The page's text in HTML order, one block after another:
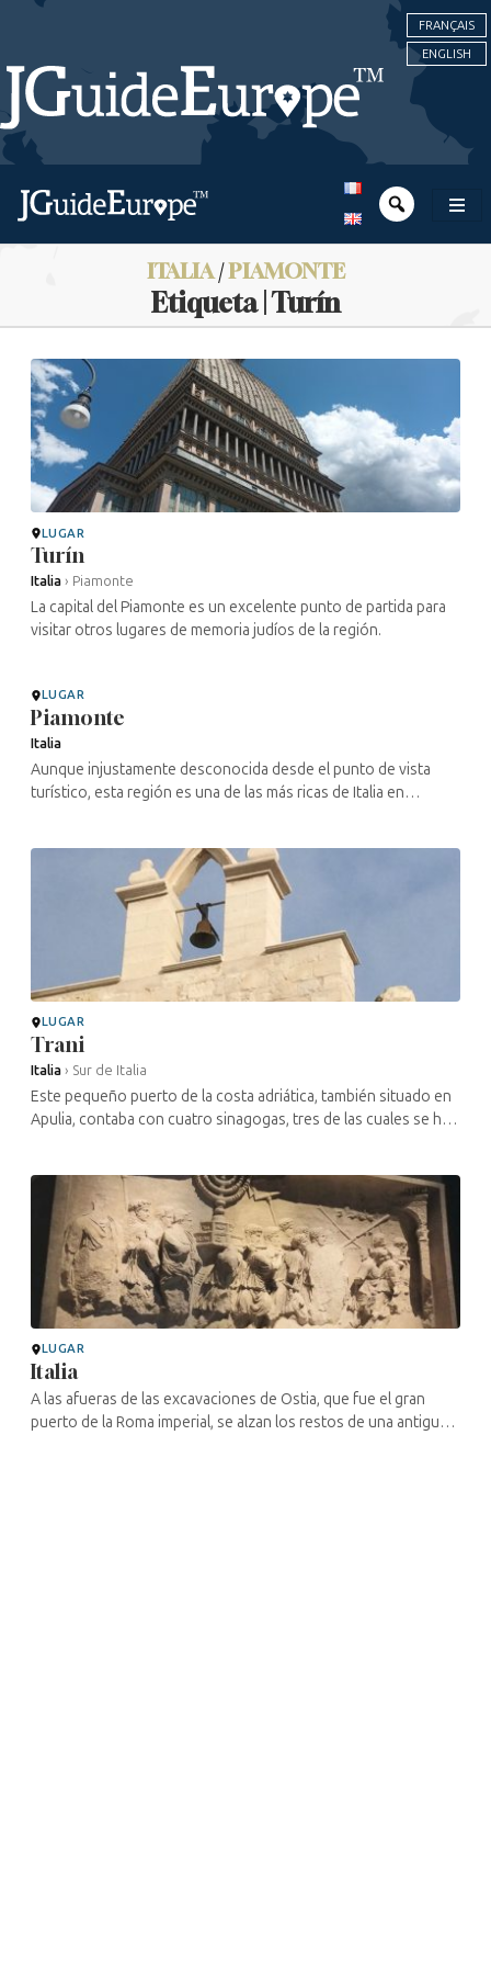
FRANÇAIS
ENGLISH
ITALIA/PIAMONTE
Etiqueta | Turín
LUGAR
Turín
Italia › Piamonte
La capital del Piamonte es un excelente punto de partida para
visitar otros lugares de memoria judíos de la región.
LUGAR
Piamonte
Italia
Aunque injustamente desconocida desde el punto de vista
turístico, esta región es una de las más ricas de Italia en
LUGAR
Trani
Italia › Sur de Italia
Este pequeño puerto de la costa adriática, también situado en
Apulia, contaba con cuatro sinagogas, tres de las cuales se han
LUGAR
Italia
A las afueras de las excavaciones de Ostia, que fue el gran
puerto de la Roma imperial, se alzan los restos de una antigua